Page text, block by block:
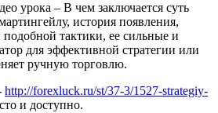
урока – В чем заключается суть
история появления,
тактики, ее сильные и
для эффективной стратегии или
ручную торговлю.
http://forexluck.ru/st/37-3/1527-strategiy-
и доступно.